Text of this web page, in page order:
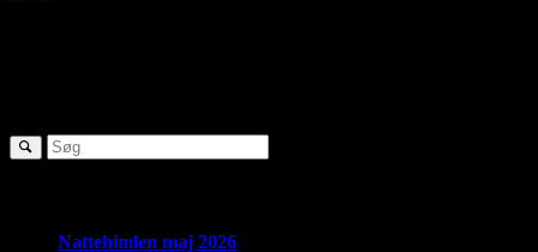
Nattehimlen maj 2026